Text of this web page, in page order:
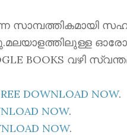
സാമ്പത്തികമായി
BOOKS വഴി
DOWNLOAD NOW.
NOW.
NOW.